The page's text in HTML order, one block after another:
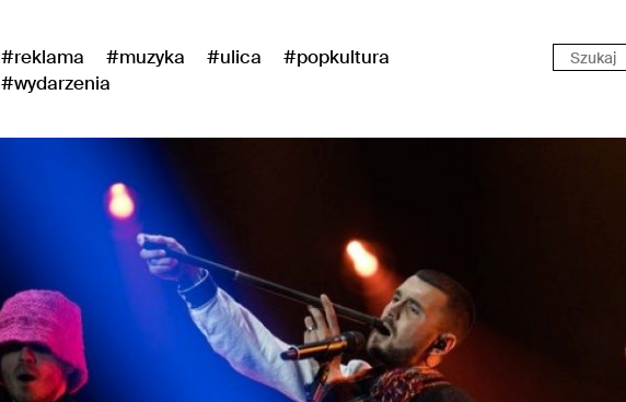
#reklama #muzyka #ulica
#popkultura
#wydarzenia